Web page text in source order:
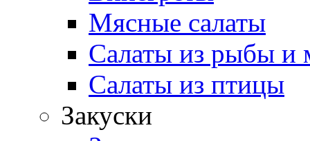
Мясные салаты
Салаты из рыбы и
Салаты из птицы
Закуски